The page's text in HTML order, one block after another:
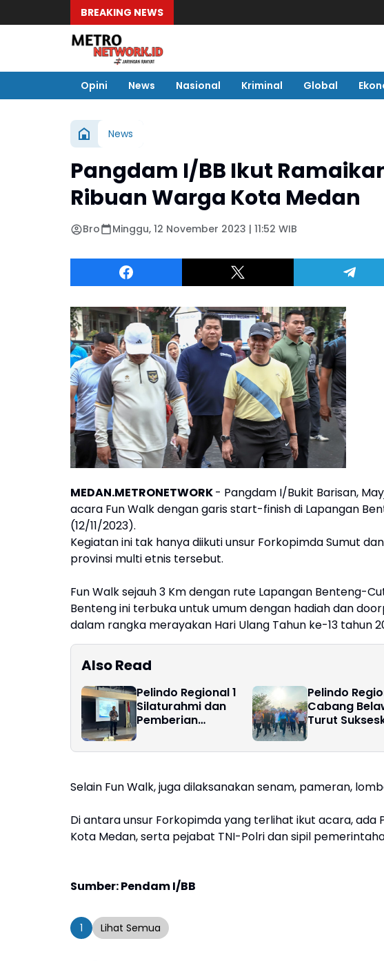
BREAKING NEWS
Opini News Nasional Kriminal Global
News
Pangdam I/BB Ikut
Ribuan Warga Kota Medan
Bro Minggu, 12 November 2023 | 11:52 WIB
MEDAN.METRONETWORK- Pangdam I/Bukit Barisan,
acara Fun Walk dengan garis start-finish di Lapangan
(12/11/2023).
Kegiatan ini tak hanya diikuti unsur Forkopimda Sumut
provinsi multi etnis tersebut.
Fun Walk sejauh 3 Km dengan rute Lapangan Benteng-
Benteng ini terbuka untuk umum dengan hadiah dan
dalam rangka merayakan Hari Ulang Tahun ke-13 tahun
Also Read
Pelindo Regional 1
Silaturahmi dan
Pemberian
Pensiunan
Pelindo
Cabang
Turut
Free Day
Selain Fun Walk, juga dilaksanakan senam, pameran,
Di antara unsur Forkopimda yang terlihat ikut acara, ada
Kota Medan, serta pejabat TNI-Polri dan sipil
Sumber: Pendam I/BB
1 Lihat Semua